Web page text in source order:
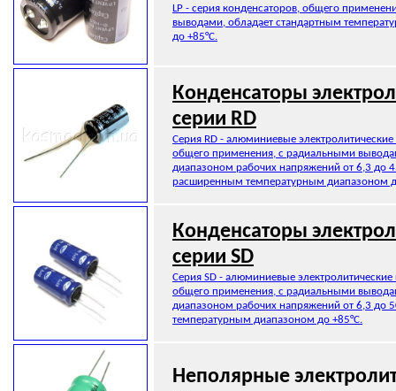
LP - серия конденсаторов, общего
выводами, обладает стандартным
до +85°C.
Конденсаторы
серии RD
Серия RD - алюминиевые
общего применения, с радиальными
диапазоном рабочих напряжений от 6,3 до
расширенным температурным диапазоном
Конденсаторы
серии SD
Серия SD - алюминиевые
общего применения, с радиальными
диапазоном рабочих напряжений от 6,3 до
температурным диапазоном до +85°C.
Неполярные